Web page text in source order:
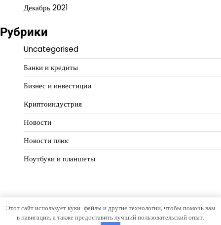
Декабрь 2021
Рубрики
Uncategorised
Банки и кредиты
Бизнес и инвестиции
Криптоиндустрия
Новости
Новости плюс
Ноутбуки и планшеты
Copyright © 2026Деловой масштабТема Hourly News от
Этот сайт использует куки-файлы и другие технологии, чтобы помочь вам
в навигации, а также предоставить лучший пользовательский опыт.